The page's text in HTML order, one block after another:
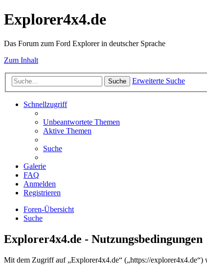
Explorer4x4.de
Das Forum zum Ford Explorer in deutscher Sprache
Zum Inhalt
Suche Erweiterte Suche
Schnellzugriff
Unbeantwortete Themen
Aktive Themen
Suche
Galerie
FAQ
Anmelden
Registrieren
Foren-Übersicht
Suche
Explorer4x4.de - Nutzungsbedingungen
Mit dem Zugriff auf „Explorer4x4.de“ („https://